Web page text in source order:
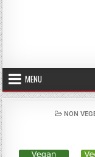
MENU
NON